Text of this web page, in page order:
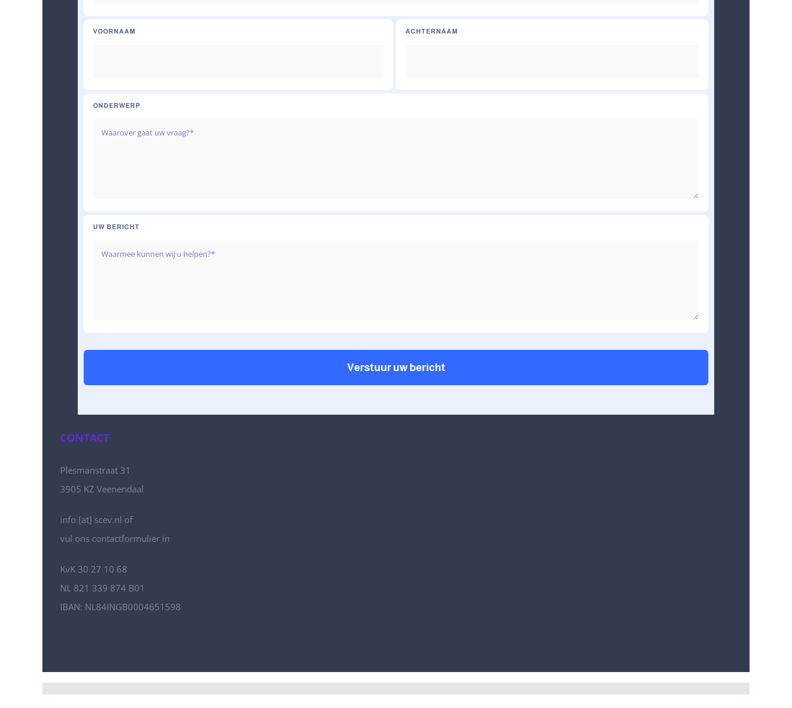
VOORNAAM ACHTERNAAM
ONDERWERP
UW BERICHT
Verstuur uw bericht
CONTACT
Plesmanstraat 31
3905 KZ Veenendaal
info [at] scev.nl of
vul ons contactformulier in
KvK 30 27 10 68
NL 821 339 874 B01
IBAN: NL84INGB0004651598